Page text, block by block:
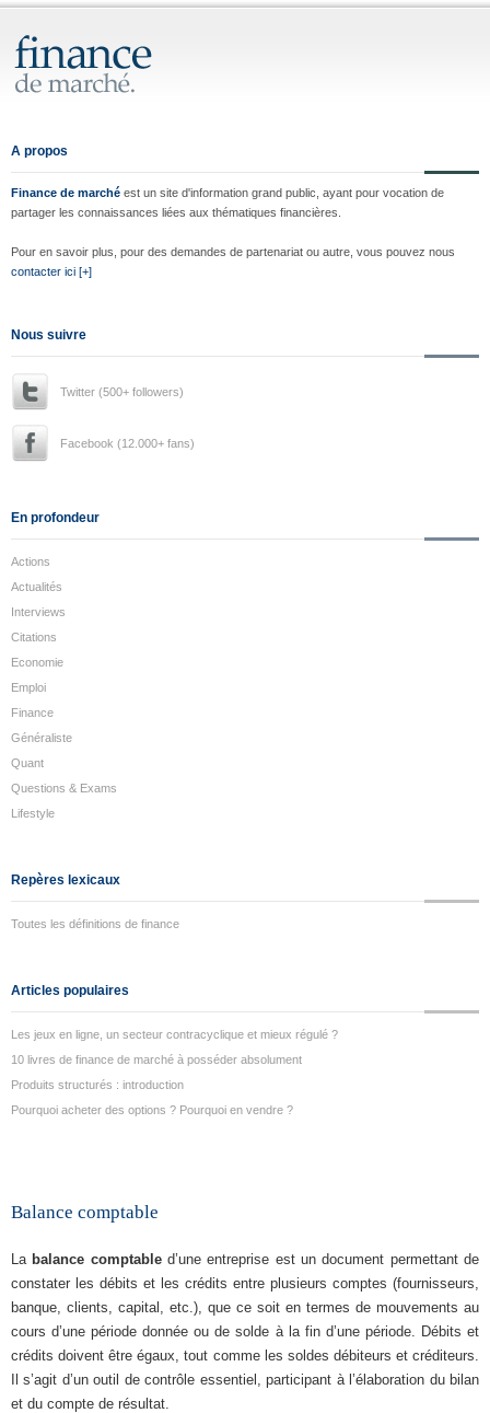
A propos
Finance de marché est un site d'information grand public, ayant pour vocation de
partager les connaissances liées aux thématiques financières.
Pour en savoir plus, pour des demandes de partenariat ou autre, vous pouvez nous
contacter ici [+]
Nous suivre
Twitter (500+ followers)
Facebook (12.000+ fans)
En profondeur
Actions
Actualités
Interviews
Citations
Economie
Emploi
Finance
Généraliste
Quant
Questions & Exams
Lifestyle
Repères lexicaux
Toutes les définitions de finance
Articles populaires
Les jeux en ligne, un secteur contracyclique et mieux régulé ?
10 livres de finance de marché à posséder absolument
Produits structurés : introduction
Pourquoi acheter des options ? Pourquoi en vendre ?
Balance comptable
La balance comptabled’une entreprise est un document permettant de
constater les débits et les crédits entre plusieurs comptes (fournisseurs,
banque, clients, capital, etc.), que ce soit en termes de mouvements au
cours d’une période donnée ou de solde à la fin d’une période. Débits et
crédits doivent être égaux, tout comme les soldes débiteurs et créditeurs.
Il s’agit d’un outil de contrôle essentiel, participant à l’élaboration du bilan
et du compte de résultat.